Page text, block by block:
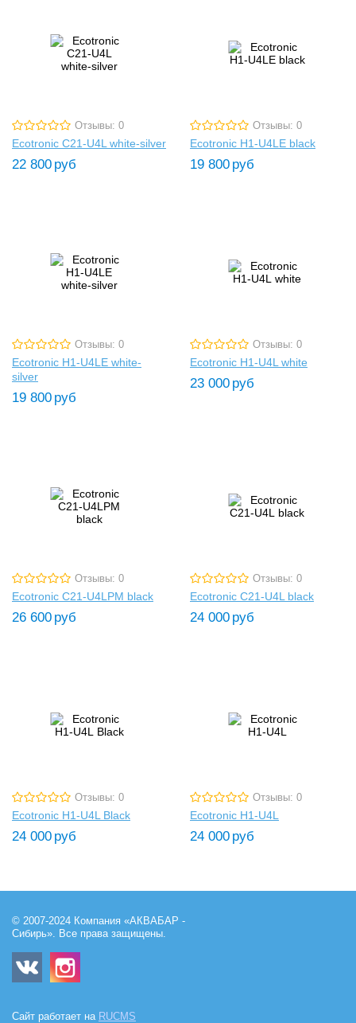
Отзывы: 0
Ecotronic C21-U4L white-silver
22 800 руб
Отзывы: 0
Ecotronic H1-U4LE black
19 800 руб
Отзывы: 0
Ecotronic H1-U4LE white-
silver
19 800 руб
Отзывы: 0
Ecotronic H1-U4L white
23 000 руб
Отзывы: 0
Ecotronic C21-U4LPM black
26 600 руб
Отзывы: 0
Ecotronic C21-U4L black
24 000 руб
Отзывы: 0
Ecotronic H1-U4L Black
24 000 руб
Отзывы: 0
Ecotronic H1-U4L
24 000 руб
© 2007-2024 Компания «АКВАБАР -
Сибирь». Все права защищены.
Сайт работает на RUCMS